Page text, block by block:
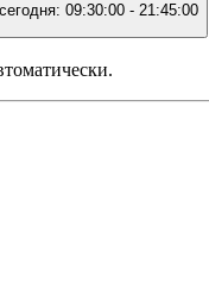
09:30:00 - 21:45:00